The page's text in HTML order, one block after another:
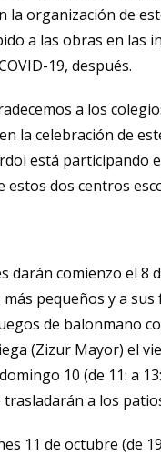
la organización de
a las obras en las
19, después.
a los
la celebración de
está participando
estos dos centros
darán comienzo el 8
pequeños y a
de balonmano
(Zizur Mayor) el
10 (de 11: a
trasladarán a los
11 de octubre (de